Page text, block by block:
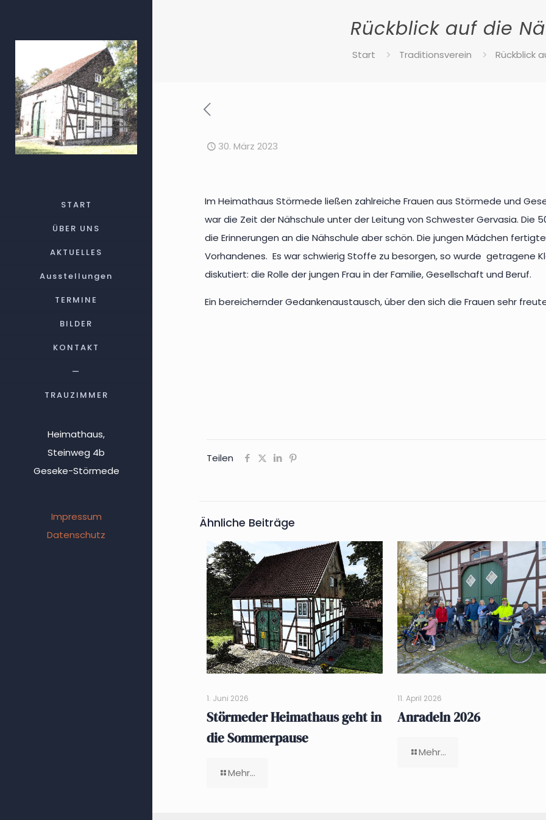
START
ÜBER UNS
AKTUELLES
Ausstellungen
TERMINE
BILDER
KONTAKT
—
TRAUZIMMER
Heimathaus,
Steinweg 4b
Geseke-Störmede
Impressum
Datenschutz
Rückblick auf die
Start Traditionsverein Rückblick
30. März 2023
Im Heimathaus Störmede ließen zahlreiche Frauen aus Störmede und
war die Zeit der Nähschule unter der Leitung von Schwester Gervasia. Die
die Erinnerungen an die Nähschule aber schön. Die jungen Mädchen
Vorhandenes. Es war schwierig Stoffe zu besorgen, so wurde getragene
diskutiert: die Rolle der jungen Frau in der Familie, Gesellschaft und Beruf.
Ein bereichernder Gedankenaustausch, über den sich die Frauen sehr
Teilen
Ähnliche Beiträge
1. Juni 2026
Störmeder Heimathaus geht in
die Sommerpause
Mehr...
11. April 2026
Anradeln 2026
Mehr...